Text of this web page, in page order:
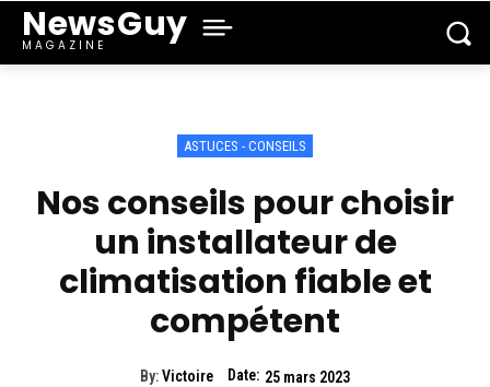
NewsGuy
MAGAZINE
ASTUCES - CONSEILS
Nos conseils pour choisir
un installateur de
climatisation fiable et
compétent
By:Victoire Date: 25 mars 2023